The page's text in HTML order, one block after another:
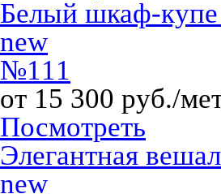
Белый шкаф-
new
№111
от 15 300 руб./
Посмотреть
Элегантная
new